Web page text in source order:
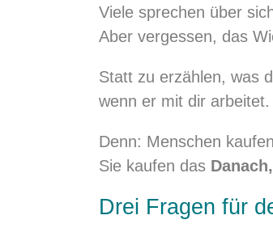
Viele sprechen über
Aber vergessen, das
Statt zu erzählen, was
wenn er mit dir arbeitet.
Denn: Menschen
Sie kaufen das Danach,
Drei Fragen für